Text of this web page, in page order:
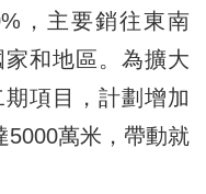
，主要銷往東南
和地區。為擴大
項目，計劃增加
5000萬米，帶動就